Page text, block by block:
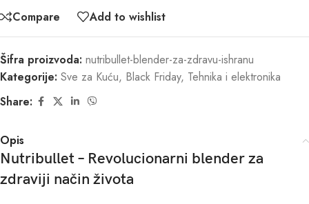
Compare
Add to wishlist
Šifra proizvoda: nutribullet-blender-za-zdravu-ishranu
Kategorije: Sve za Kuću, Black Friday, Tehnika i elektronika
Share:
Opis
Nutribullet – Revolucionarni blender za
zdraviji način života